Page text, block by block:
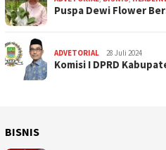
Puspa Dewi Flower
ADVETORIAL 28 Juli 2024
Komisi I DPRD
BISNIS